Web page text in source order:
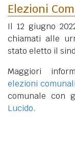
Elezioni
Il 12 giugno
chiamati alle
stato eletto il
Maggiori
elezioni
comunale con
Lucido.